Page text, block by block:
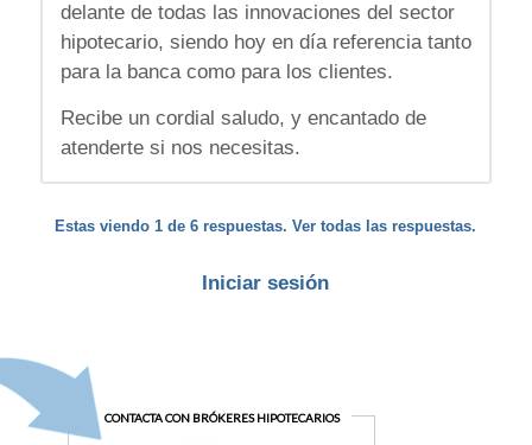
delante de todas las innovaciones del sector
hipotecario, siendo hoy en día referencia tanto
para la banca como para los clientes.
Recibe un cordial saludo, y encantado de
atenderte si nos necesitas.
Estas viendo 1 de 6 respuestas. Ver todas las respuestas.
Iniciar sesión